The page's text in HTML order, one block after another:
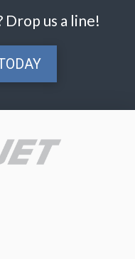
us a line!